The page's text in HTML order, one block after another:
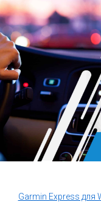
Garmin Express для